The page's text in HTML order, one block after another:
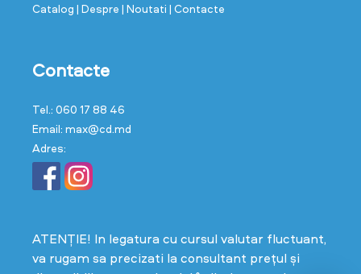
Catalog | Despre | Noutati | Contacte
Contacte
Tel.: 060 17 88 46
Email: max@cd.md
Adres:
ATENȚIE! In legatura cu cursul valutar fluctuant,
va rugam sa precizati la consultant prețul și